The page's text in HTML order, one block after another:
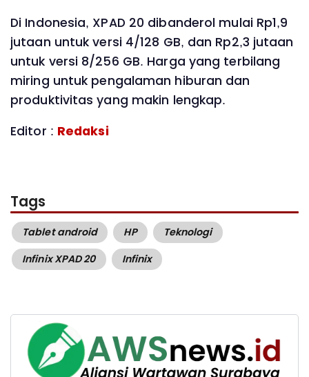
Di Indonesia, XPAD 20 dibanderol mulai Rp1,9
jutaan untuk versi 4/128 GB, dan Rp2,3 jutaan
untuk versi 8/256 GB. Harga yang terbilang
miring untuk pengalaman hiburan dan
produktivitas yang makin lengkap.
Editor : Redaksi
Tags
Tablet android HP
Teknologi
Infinix XPAD 20
Infinix